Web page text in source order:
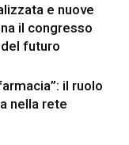
e nuove
il congresso
del futuro
il ruolo
nella rete